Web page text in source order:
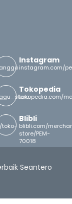
Instagram
instagram.com/
Tokopedia
tokopedia.com/
toko-
Blibli
blibli.com/
store/PEM-
70018
Seantero